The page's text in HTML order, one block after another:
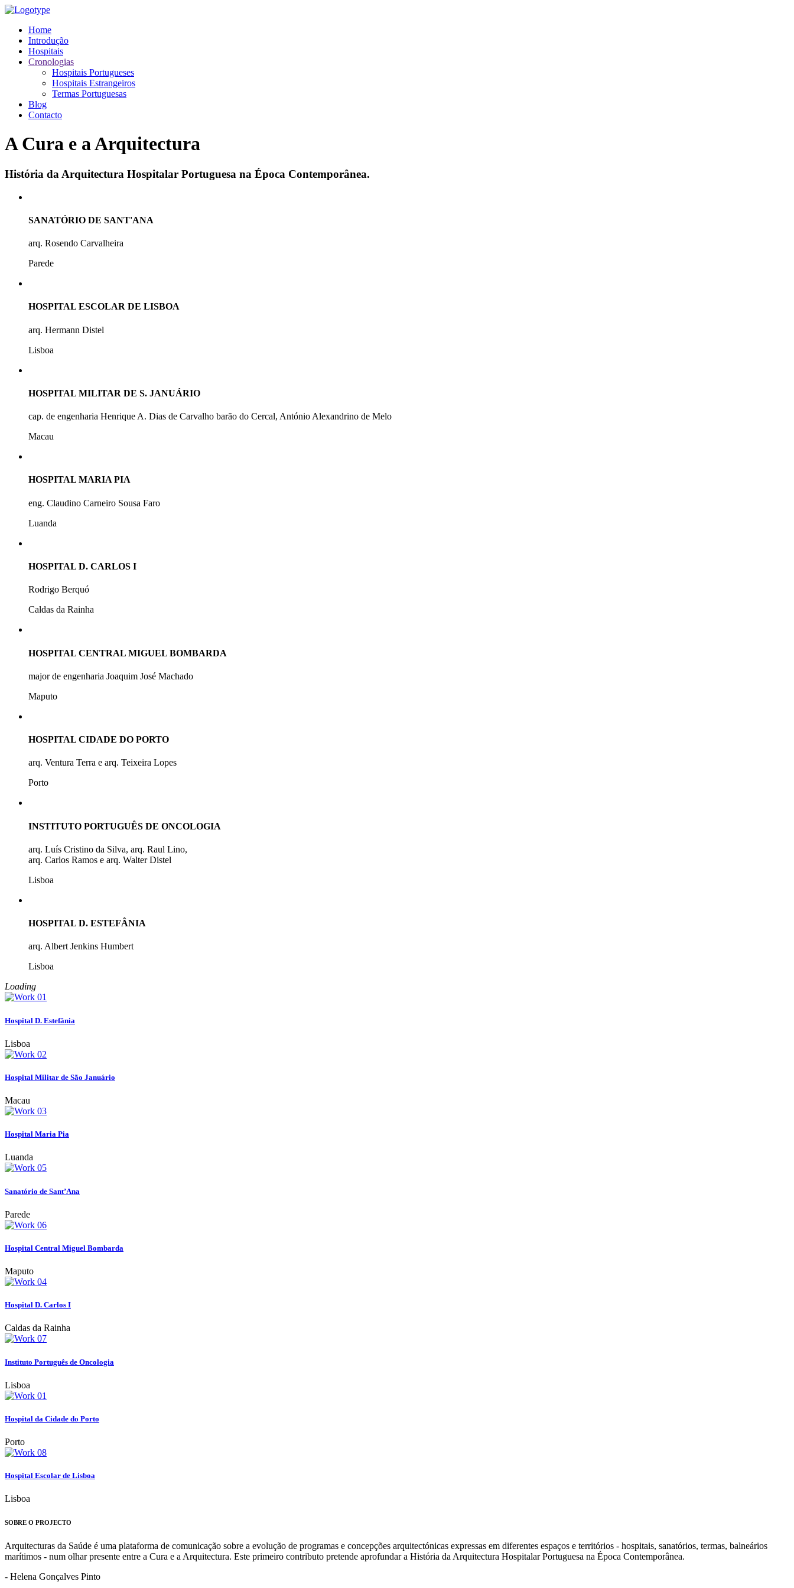
Home
Introdução
Hospitais
Cronologias
Hospitais Portugueses
Hospitais Estrangeiros
Termas Portuguesas
Blog
Contacto
A Cura e a Arquitectura
História da Arquitectura Hospitalar Portuguesa na Época Contemporânea.
SANATÓRIO DE SANT'ANA
arq. Rosendo Carvalheira
Parede
HOSPITAL ESCOLAR DE LISBOA
arq. Hermann Distel
Lisboa
HOSPITAL MILITAR DE S. JANUÁRIO
cap. de engenharia Henrique A. Dias de Carvalho barão do Cercal, António Alexandrino de Melo
Macau
HOSPITAL MARIA PIA
eng. Claudino Carneiro Sousa Faro
Luanda
HOSPITAL D. CARLOS I
Rodrigo Berquó
Caldas da Rainha
HOSPITAL CENTRAL MIGUEL BOMBARDA
major de engenharia Joaquim José Machado
Maputo
HOSPITAL CIDADE DO PORTO
arq. Ventura Terra e arq. Teixeira Lopes
Porto
INSTITUTO PORTUGUÊS DE ONCOLOGIA
arq. Luís Cristino da Silva, arq. Raul Lino,
arq. Carlos Ramos e arq. Walter Distel
Lisboa
HOSPITAL D. ESTEFÂNIA
arq. Albert Jenkins Humbert
Lisboa
Loading
Hospital D. Estefânia
Lisboa
Hospital Militar de São Januário
Macau
Hospital Maria Pia
Luanda
Sanatório de Sant’Ana
Parede
Hospital Central Miguel Bombarda
Maputo
Hospital D. Carlos I
Caldas da Rainha
Instituto Português de Oncologia
Lisboa
Hospital da Cidade do Porto
Porto
Hospital Escolar de Lisboa
Lisboa
SOBRE O PROJECTO
Arquitecturas da Saúde é uma plataforma de comunicação sobre a evolução de programas e concepções arquitectónicas expressas em diferentes espaços e territórios - hospitais, sanatórios, termas, balneários
marítimos - num olhar presente entre a Cura e a Arquitectura. Este primeiro contributo pretende aprofundar a História da Arquitectura Hospitalar Portuguesa na Época Contemporânea.
- Helena Gonçalves Pinto